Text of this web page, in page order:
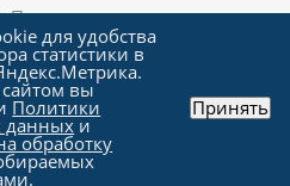
Пламень»
компания
для удобства
статистики в
вы
Политики
данных и
обработку
Принять